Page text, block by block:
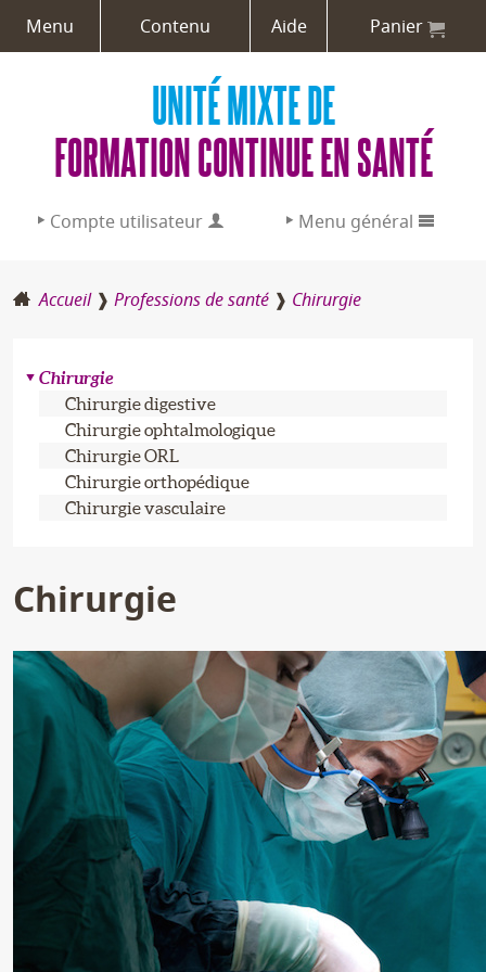
UNITÉ MIXTE DE
FORMATION CONTINUE EN SANTÉ
Menu Contenu Aide Panier
Compte utilisateur Menu général
Adresse email :
Aide / Créer un compte
L’UMFCS
Professions de santé
Accueil Professions de santé Chirurgie
Chirurgie
Chirurgie digestive
Chirurgie ophtalmologique
Chirurgie ORL
Chirurgie orthopédique
Chirurgie vasculaire
Chirurgie